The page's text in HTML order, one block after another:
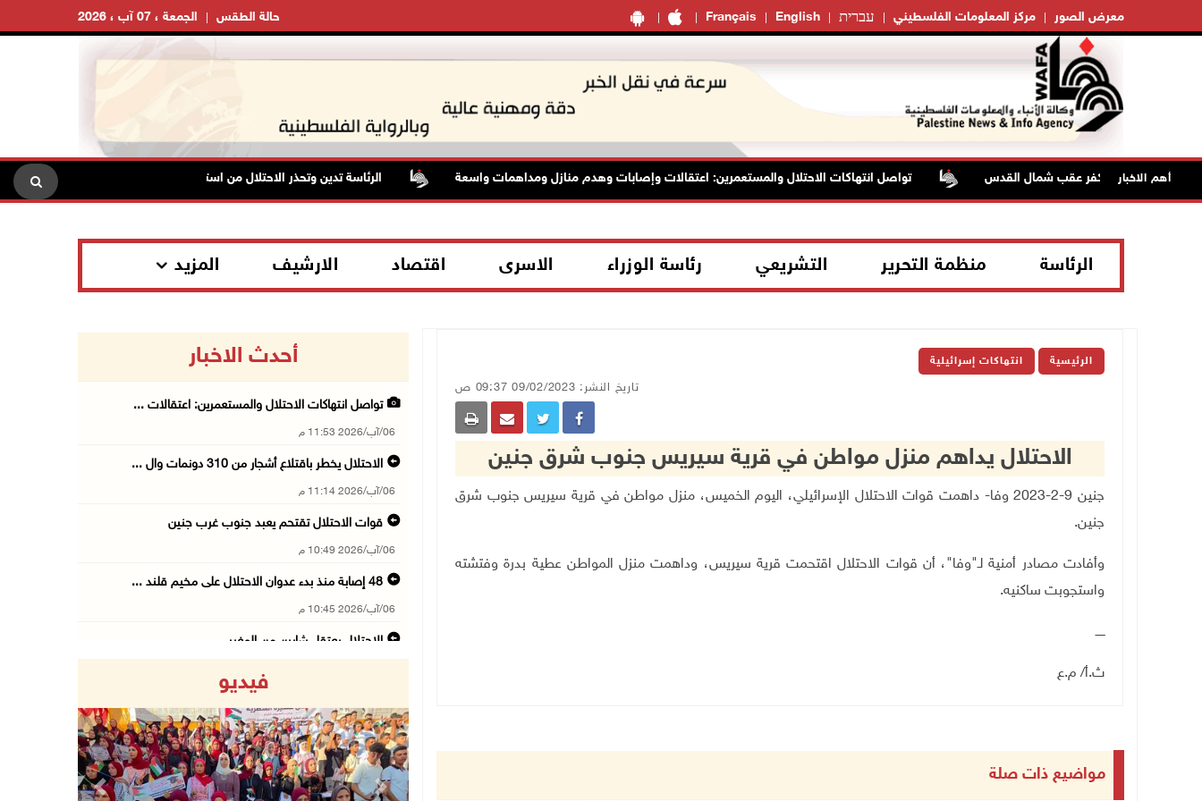
Français English עברית مركز المعلومات الفلسطيني معرض الصور الجمعة ، 07 آب ، 2026 حالة الطقس
أهم الاخبار تواصل انتهاكات الاحتلال والمستعمرين: اعتقالات وإصابات وهدم منازل ومداهمات واسعة الرئاسة تدين وتحذر الاحتلال من استمرار حربه الشاملة على الشعب
الرئاسة منظمة التحرير التشريعي رئاسة الوزراء الاسرى اقتصاد الارشيف المزيد
الرئيسية انتهاكات إسرائيلية
تاريخ النشر: 09/02/2023 09:37 ص
الاحتلال يداهم منزل مواطن في قرية سيريس جنوب شرق جنين
جنين 9-2-2023 وفا- داهمت قوات الاحتلال الإسرائيلي، اليوم الخميس، منزل مواطن في قرية سيريس جنوب شرق
جنين.
وأفادت مصادر أمنية لـ"وفا"، أن قوات الاحتلال اقتحمت قرية سيريس، وداهمت منزل المواطن عطية بدرة وفتشته
واستجوبت ساكنيه.
ـــــ
ث.أ/ م.ع
مواضيع ذات صلة
أحدث الاخبار
تواصل انتهاكات الاحتلال والمستعمرين: اعتقالات ...
06/آب/2026 11:53 م
الاحتلال يخطر باقتلاع أشجار من 310 دونمات وال ...
06/آب/2026 11:14 م
قوات الاحتلال تقتحم يعبد جنوب غرب جنين
06/آب/2026 10:49 م
48 إصابة منذ بدء عدوان الاحتلال على مخيم قلند ...
06/آب/2026 10:45 م
الاحتلال يعتقل شابين من المغير
06/آب/2026 10:01 م
رئيس بلدية الخليل يطلع وفدا أميركيا على تطورا ...
06/آب/2026 09:59 م
فيديو
Previous Next